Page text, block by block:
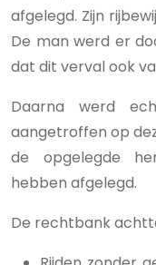
afgelegd. Zijn
De man werd er
dat dit verval ook
Daarna werd
aangetroffen op
de opgelegde
hebben afgelegd.
De rechtbank